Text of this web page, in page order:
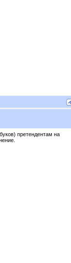
претендентам на